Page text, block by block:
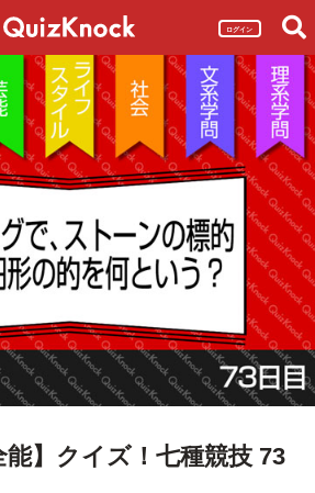
ログイン
能】クイズ！七種競技 73